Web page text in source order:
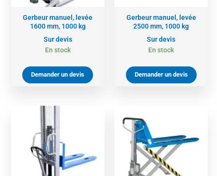
Gerbeur manuel, levée
1600 mm, 1000 kg
Sur devis
En stock
Demander un devis
Gerbeur manuel, levée
2500 mm, 1000 kg
Sur devis
En stock
Demander un devis